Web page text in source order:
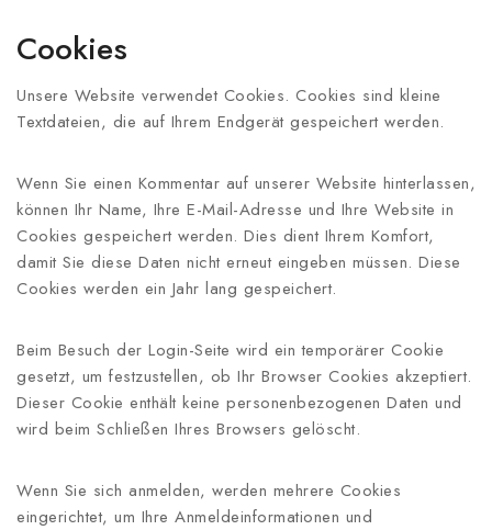
Cookies
Unsere Website verwendet Cookies. Cookies sind kleine
Textdateien, die auf Ihrem Endgerät gespeichert werden.
Wenn Sie einen Kommentar auf unserer Website hinterlassen,
können Ihr Name, Ihre E-Mail-Adresse und Ihre Website in
Cookies gespeichert werden. Dies dient Ihrem Komfort,
damit Sie diese Daten nicht erneut eingeben müssen. Diese
Cookies werden ein Jahr lang gespeichert.
Beim Besuch der Login-Seite wird ein temporärer Cookie
gesetzt, um festzustellen, ob Ihr Browser Cookies akzeptiert.
Dieser Cookie enthält keine personenbezogenen Daten und
wird beim Schließen Ihres Browsers gelöscht.
Wenn Sie sich anmelden, werden mehrere Cookies
eingerichtet, um Ihre Anmeldeinformationen und